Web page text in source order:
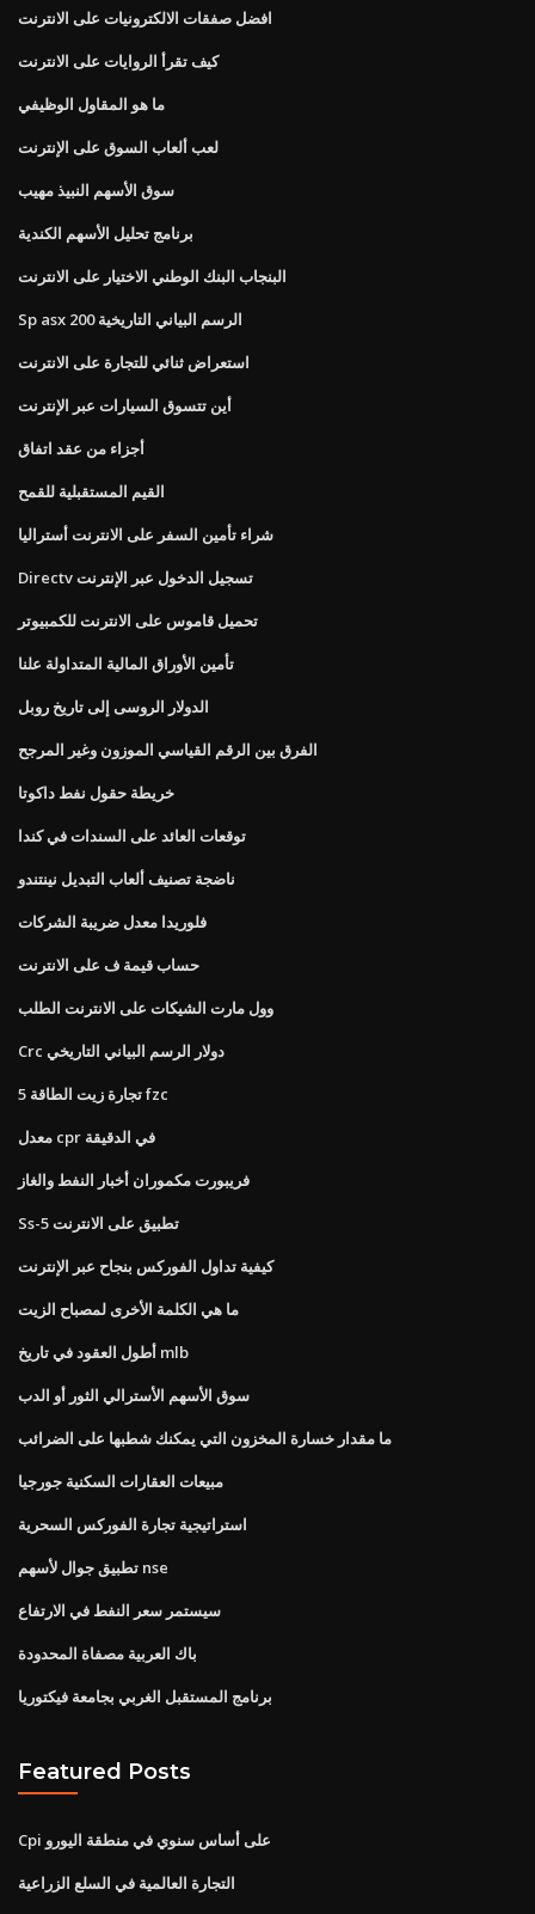
افضل صفقات الالكترونيات على الانترنت
كيف تقرأ الروايات على الانترنت
ما هو المقاول الوظيفي
لعب ألعاب السوق على الإنترنت
سوق الأسهم النبيذ مهيب
برنامج تحليل الأسهم الكندية
البنجاب البنك الوطني الاختيار على الانترنت
Sp asx 200 الرسم البياني التاريخية
استعراض ثنائي للتجارة على الانترنت
أين تتسوق السيارات عبر الإنترنت
أجزاء من عقد اتفاق
القيم المستقبلية للقمح
شراء تأمين السفر على الانترنت أستراليا
Directv تسجيل الدخول عبر الإنترنت
تحميل قاموس على الانترنت للكمبيوتر
تأمين الأوراق المالية المتداولة علنا
الدولار الروسى إلى تاريخ روبل
الفرق بين الرقم القياسي الموزون وغير المرجح
خريطة حقول نفط داكوتا
توقعات العائد على السندات في كندا
ناضجة تصنيف ألعاب التبديل نينتندو
فلوريدا معدل ضريبة الشركات
حساب قيمة ف على الانترنت
وول مارت الشيكات على الانترنت الطلب
Crc دولار الرسم البياني التاريخي
5 تجارة زيت الطاقة fzc
معدل cpr في الدقيقة
فريبورت مكموران أخبار النفط والغاز
Ss-5 تطبيق على الانترنت
كيفية تداول الفوركس بنجاح عبر الإنترنت
ما هي الكلمة الأخرى لمصباح الزيت
أطول العقود في تاريخ mlb
سوق الأسهم الأسترالي الثور أو الدب
ما مقدار خسارة المخزون التي يمكنك شطبها على الضرائب
مبيعات العقارات السكنية جورجيا
استراتيجية تجارة الفوركس السحرية
تطبيق جوال لأسهم nse
سيستمر سعر النفط في الارتفاع
باك العربية مصفاة المحدودة
برنامج المستقبل الغربي بجامعة فيكتوريا
Featured Posts
Cpi على أساس سنوي في منطقة اليورو
التجارة العالمية في السلع الزراعية